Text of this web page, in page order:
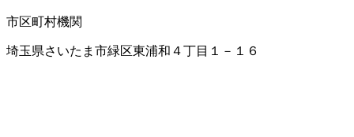
市区町村機関
埼玉県さいたま市緑区東浦和４丁目１－１６